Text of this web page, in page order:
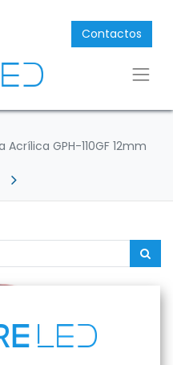
Contactos
GPH-110GF 12mm